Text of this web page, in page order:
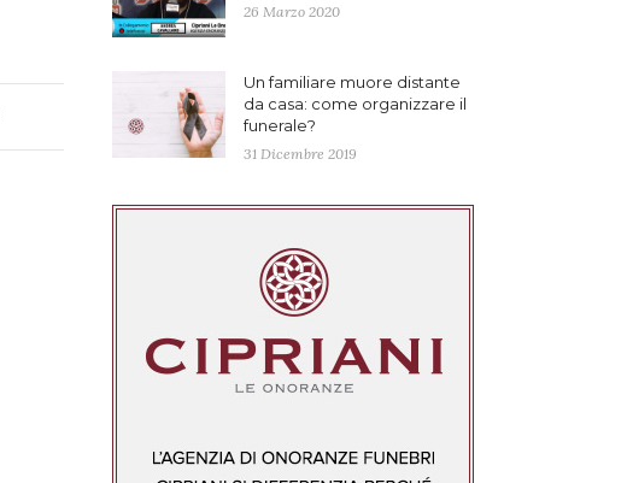
26 Marzo 2020
Un familiare muore distante
da casa: come organizzare il
funerale?
31 Dicembre 2019